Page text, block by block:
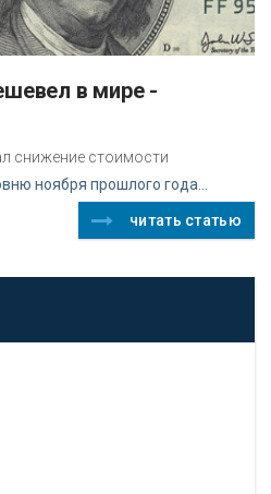
снижение стоимости
ноября прошлого года...
читать статью